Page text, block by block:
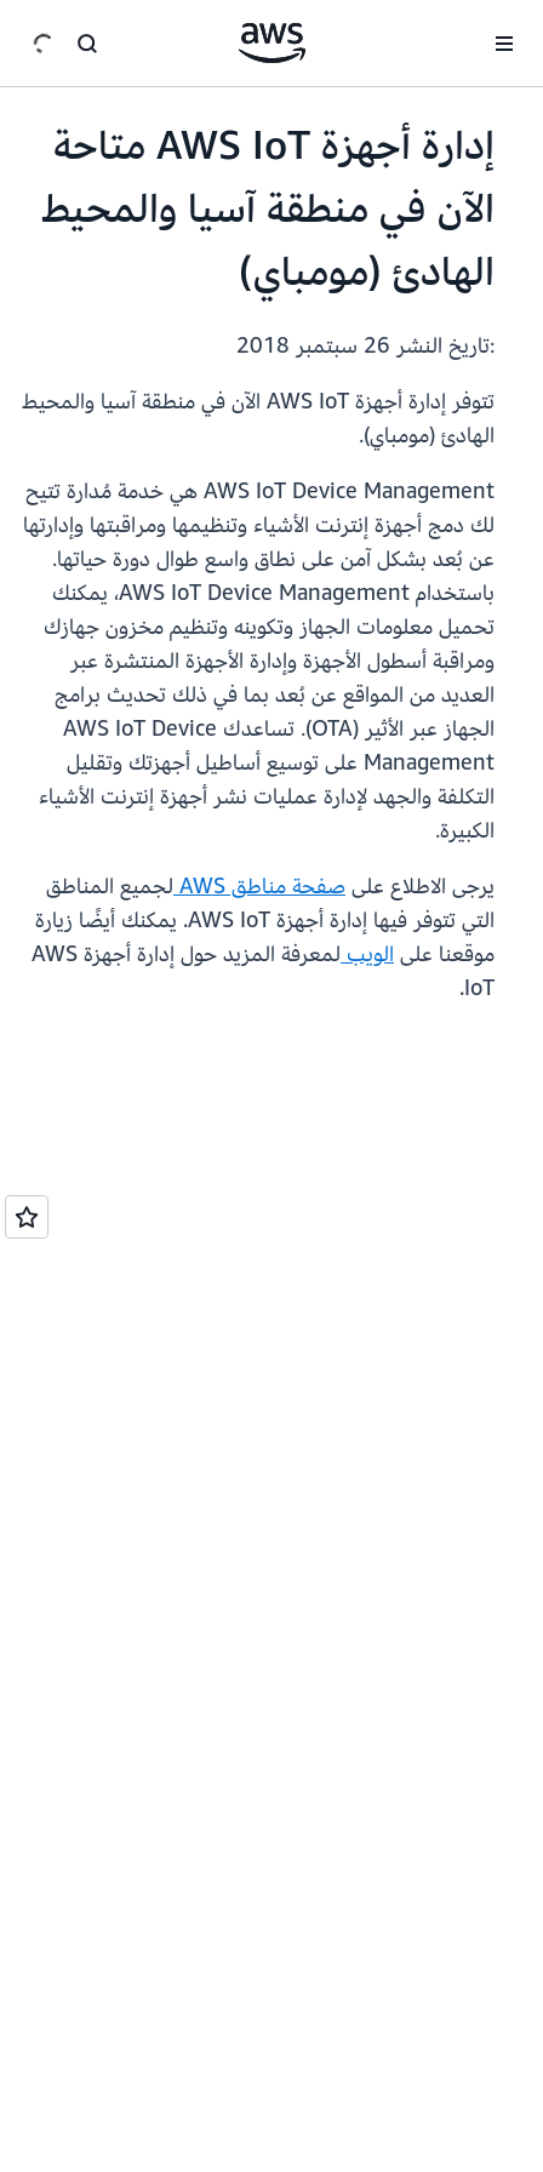
إدارة أجهزة AWS IoT متاحة
الآن في منطقة آسيا والمحيط
الهادئ (مومباي)
:تاريخ النشر
تتوفر إدارة أجهزة AWS IoT الآن في منطقة آسيا والمحيط
الهادئ (مومباي).
AWS IoT Device Management هي خدمة مُدارة تتيح
لك دمج أجهزة إنترنت الأشياء وتنظيمها ومراقبتها وإدارتها
عن بُعد بشكل آمن على نطاق واسع طوال دورة حياتها.
باستخدام AWS IoT Device Management، يمكنك
تحميل معلومات الجهاز وتكوينه وتنظيم مخزون جهازك
ومراقبة أسطول الأجهزة وإدارة الأجهزة المنتشرة عبر
العديد من المواقع عن بُعد بما في ذلك تحديث برامج
الجهاز عبر الأثير (OTA). تساعدك AWS IoT Device
Management على توسيع أساطيل أجهزتك وتقليل
التكلفة والجهد لإدارة عمليات نشر أجهزة إنترنت الأشياء
الكبيرة.
يرجى الاطلاع علىصفحة مناطق AWS
لجميع المناطق
التي تتوفر فيها إدارة أجهزة AWS IoT. يمكنك أيضًا زيارة
موقعنا علىالويب
لمعرفة المزيد حول إدارة أجهزة AWS
IoT.